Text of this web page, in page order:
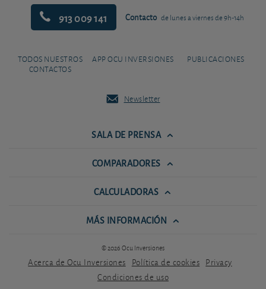
913 009 141 Contacto de lunes a viernes de 9h-14h
TODOS NUESTROS
CONTACTOS
APP OCU INVERSIONES PUBLICACIONES
Newsletter
SALA DE PRENSA
COMPARADORES
CALCULADORAS
MÁS INFORMACIÓN
© 2026 Ocu Inversiones
Acerca de Ocu Inversiones Política de cookies Privacy
Condiciones de uso